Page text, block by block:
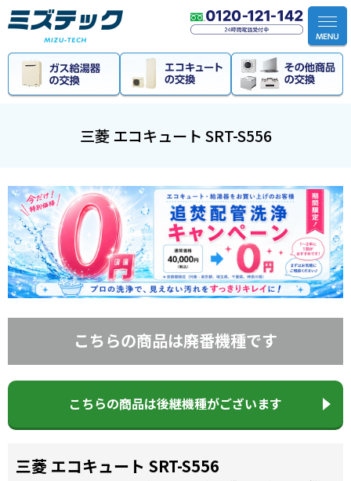
ホーム>エコキュート 三菱 エコキュート SRT-S556
三菱 エコキュート SRT-S556
こちらの商品は廃番機種です
こちらの商品は後継機種がございます
三菱 エコキュート SRT-S556